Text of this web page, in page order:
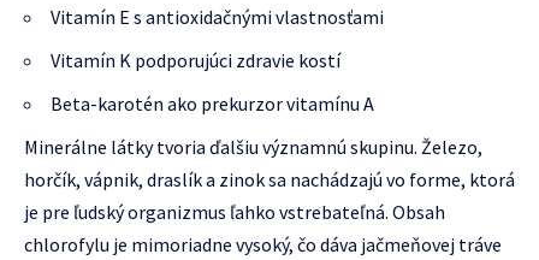
Vitamín E s antioxidačnými vlastnosťami
Vitamín K podporujúci zdravie kostí
Beta-karotén ako prekurzor vitamínu A
Minerálne látky tvoria ďalšiu významnú skupinu. Železo,
horčík, vápnik, draslík a zinok sa nachádzajú vo forme, ktorá
je pre ľudský organizmus ľahko vstrebateľná. Obsah
chlorofylu je mimoriadne vysoký, čo dáva jačmeňovej tráve